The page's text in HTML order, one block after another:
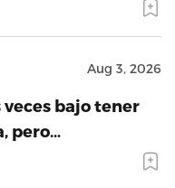
Aug 3, 2026
veces bajo tener
pero…